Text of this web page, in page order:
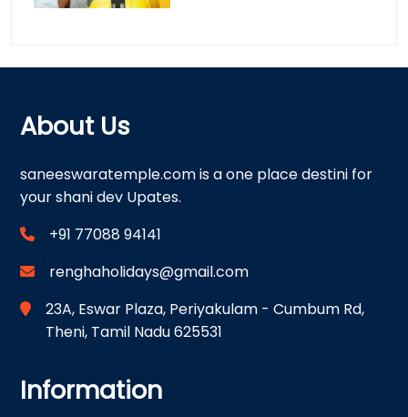
About Us
saneeswaratemple.com is a one place destini for
your shani dev Upates.
+91 77088 94141
renghaholidays@gmail.com
23A, Eswar Plaza, Periyakulam - Cumbum Rd,
Theni, Tamil Nadu 625531
Information